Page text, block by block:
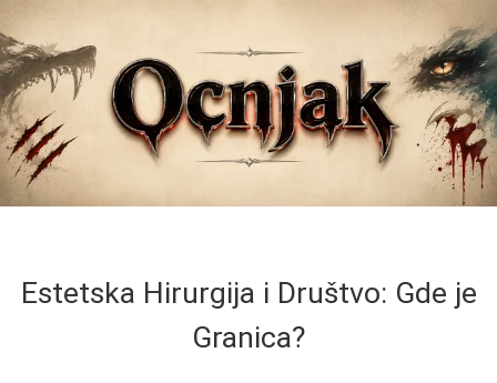
Estetska Hirurgija i Društvo: Gde je
Granica?